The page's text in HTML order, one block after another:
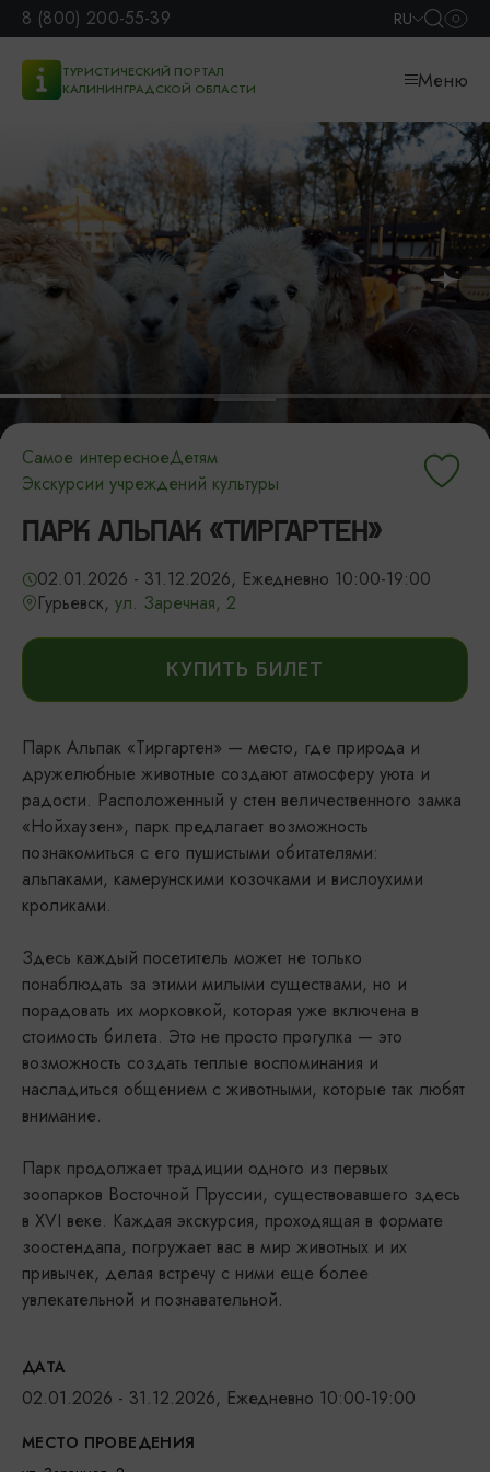
8 (800) 200-55-39 RU
ТУРИСТИЧЕСКИЙ ПОРТАЛ
КАЛИНИНГРАДСКОЙ ОБЛАСТИ
Меню
Самое интересноеДетям
Экскурсии учреждений культуры
ПАРК АЛЬПАК «ТИРГАРТЕН»
02.01.2026 - 31.12.2026, Ежедневно 10:00-19:00
Гурьевск, ул. Заречная, 2
КУПИТЬ БИЛЕТ
Парк Альпак «Тиргартен» — место, где природа и
дружелюбные животные создают атмосферу уюта и
радости. Расположенный у стен величественного замка
«Нойхаузен», парк предлагает возможность
познакомиться с его пушистыми обитателями:
альпаками, камерунскими козочками и вислоухими
кроликами.
Здесь каждый посетитель может не только
понаблюдать за этими милыми существами, но и
порадовать их морковкой, которая уже включена в
стоимость билета. Это не просто прогулка — это
возможность создать теплые воспоминания и
насладиться общением с животными, которые так любят
внимание.
Парк продолжает традиции одного из первых
зоопарков Восточной Пруссии, существовавшего здесь
в XVI веке. Каждая экскурсия, проходящая в формате
зоостендапа, погружает вас в мир животных и их
привычек, делая встречу с ними еще более
увлекательной и познавательной.
ДАТА
02.01.2026 - 31.12.2026, Ежедневно 10:00-19:00
МЕСТО ПРОВЕДЕНИЯ